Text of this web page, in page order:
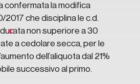
confermata la modifica
2017 che disciplina le c.d.
non superiore a 30
a cedolare secca, per le
dell’aliquota dal 21%
successivo al primo.